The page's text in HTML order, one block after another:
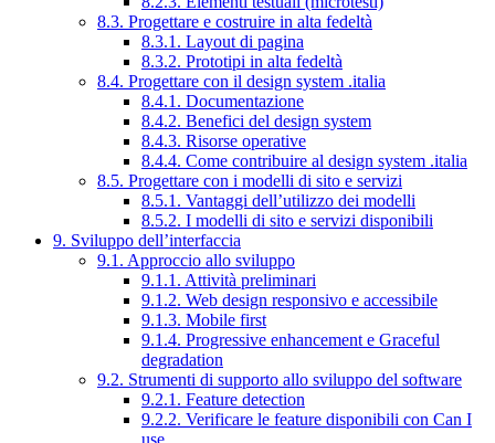
8.3. Progettare e costruire in alta fedeltà
8.3.1. Layout di pagina
8.3.2. Prototipi in alta fedeltà
8.4. Progettare con il design system .italia
8.4.1. Documentazione
8.4.2. Benefici del design system
8.4.3. Risorse operative
8.4.4. Come contribuire al design system .italia
8.5. Progettare con i modelli di sito e servizi
8.5.1. Vantaggi dell’utilizzo dei modelli
8.5.2. I modelli di sito e servizi disponibili
9. Sviluppo dell’interfaccia
9.1. Approccio allo sviluppo
9.1.1. Attività preliminari
9.1.2. Web design responsivo e accessibile
9.1.3. Mobile first
9.1.4. Progressive enhancement e Graceful
degradation
9.2. Strumenti di supporto allo sviluppo del software
9.2.1. Feature detection
9.2.2. Verificare le feature disponibili con Can I
use